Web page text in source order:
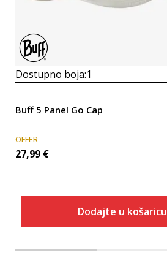
Dostupno boja:1
Buff 5 Panel Go Cap
OFFER
27,99 €
Dodajte u košaricu